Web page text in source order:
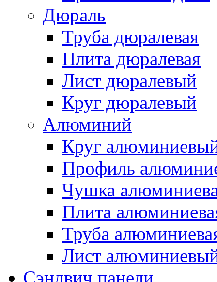
Дюраль
Труба дюралевая
Плита дюралевая
Лист дюралевый
Круг дюралевый
Алюминий
Круг
Профиль
Чушка
Плита
Труба
Лист
Сэндвич панели